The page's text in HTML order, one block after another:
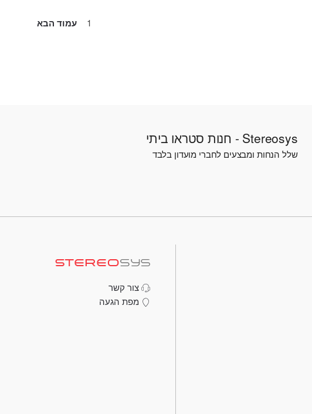
1 עמוד הבא
Stereosys - חנות סטראו ביתי
שלל הנחות ומבצעים לחברי מועדון בלבד
צור קשר
מפת הגעה